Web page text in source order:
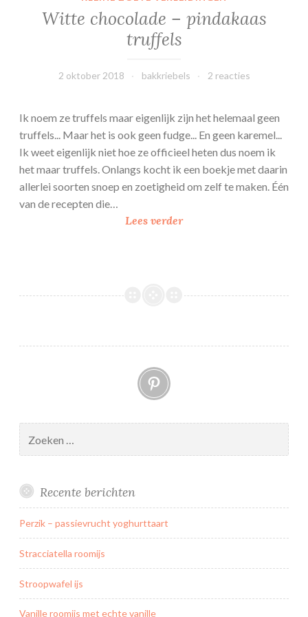
a
a
e
s
Witte chocolade – pindakaas
truffels
2 oktober 2018 bakkriebels 2 reacties
Ik noem ze truffels maar eigenlijk zijn het helemaal geen
truffels... Maar het is ook geen fudge... En geen karemel...
Ik weet eigenlijk niet hoe ze officieel heten dus noem ik
het maar truffels. Onlangs kocht ik een boekje met daarin
allerlei soorten snoep en zoetigheid om zelf te maken. Één
van de recepten die…
Lees verderW
d
n
a
Pinterest
naar:
Recente berichten
Perzik – passievrucht yoghurttaart
Stracciatella roomijs
Stroopwafel ijs
Vanille roomijs met echte vanille